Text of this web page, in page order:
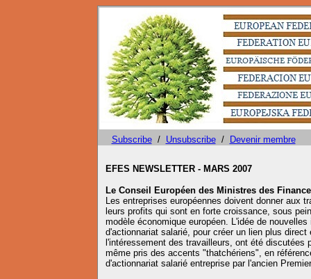
Subscribe/ Unsubscribe/ Devenir membre
EFES NEWSLETTER - MARS 2007
Le Conseil Européen des Ministres des
Les entreprises européennes doivent donner aux
leurs profits qui sont en forte croissance, sous
modèle économique européen. L'idée de
d'actionnariat salarié, pour créer un lien plus
l'intéressement des travailleurs, ont été discutées
même pris des accents "thatchériens", en
d'actionnariat salarié entreprise par l'ancien